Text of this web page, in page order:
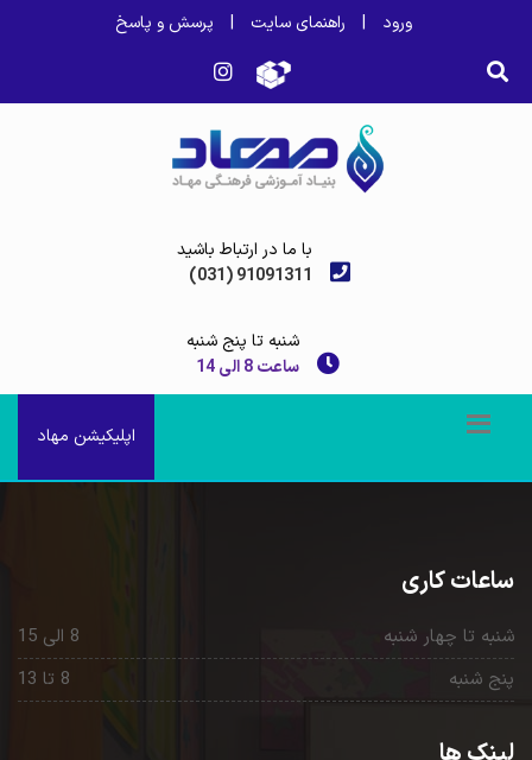
پرسش و پاسخ | راهنمای سایت | ورود
با ما در ارتباط باشید
(031) 91091311
شنبه تا پنج شنبه
ساعت 8 الی 14
اپلیکیشن مهاد
ساعات کاری
8 الی 15
شنبه تا چهار شنبه
8 تا 13
پنج شنبه